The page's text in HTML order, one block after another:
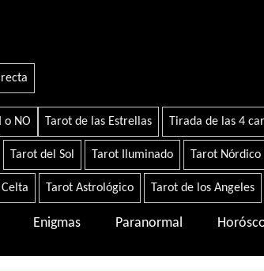
o NO Tarot de las Estrellas Tirada de las 4
Tarot del Sol Tarot Iluminado Tarot Nórdico
Tarot Astrológico Tarot de los Angeles
Enigmas Paranormal